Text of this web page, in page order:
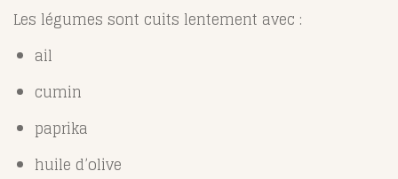
Les légumes sont cuits lentement avec :
ail
cumin
paprika
huile d’olive